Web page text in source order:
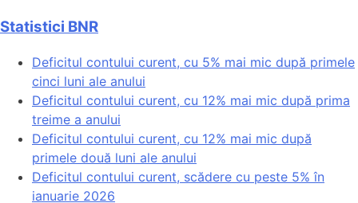
Statistici BNR
Deficitul contului curent, cu 5% mai mic după primele
cinci luni ale anului
Deficitul contului curent, cu 12% mai mic după prima
treime a anului
Deficitul contului curent, cu 12% mai mic după
primele două luni ale anului
Deficitul contului curent, scădere cu peste 5% în
ianuarie 2026